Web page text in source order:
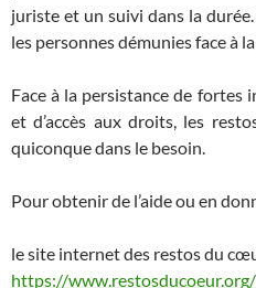
juriste et un suivi dans la
les personnes démunies face à
Face à la persistance de fortes
et d’accès aux droits, les
quiconque dans le besoin.
Pour obtenir de l’aide ou en
le site internet des restos du
https://www.restosducoeur.org/